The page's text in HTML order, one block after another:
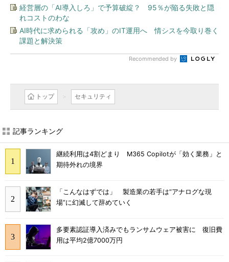
経営層の「AI導入しろ」で予算破綻？ 95％が陥る失敗と隠
れコストのわな
AI時代に求められる「攻め」のIT運用へ 情シスを今取り巻く
課題と解決策
Recommended by
トップ セキュリティ
記事ランキング
継続利用は4割どまり M365 Copilotが「効く業務」と
期待外れの境界
「こんなはずでは」 製造業の若手は“アナログな現
場”に幻滅して辞めていく
多要素認証導入済みでもランサムウェア被害に 復旧費
用は平均2億7000万円